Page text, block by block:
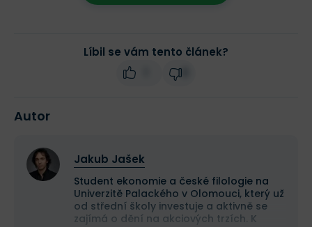
Líbil se vám tento článek?
Autor
Jakub Jašek
Student ekonomie a české filologie na
Univerzitě Palackého v Olomouci, který už
od střední školy investuje a aktivně se
zajímá o dění na akciových trzích. K